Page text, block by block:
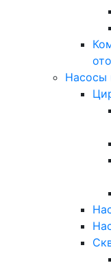
Насосы